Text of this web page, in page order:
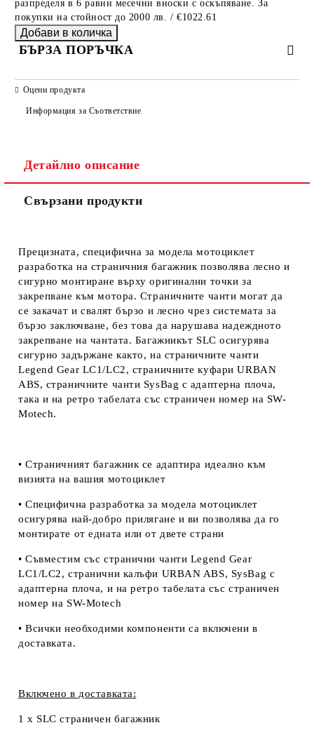
разпределя в 6 равни месечни вноски с оскъпяване. За
покупки на стойност до 2000 лв. / €1022.61
БЪРЗА ПОРЪЧКА
Съгласен съм с
Ние ще се свържем с вас в рамките на работния ден.
Оцени продукта
Информация за Съответствие
Детайлно описание
Свързани продукти
Прецизната, специфична за модела мотоциклет
разработка на страничния багажник позволява лесно и
сигурно монтиране върху оригинални точки за
закрепване към мотора. Страничните чанти могат да
се закачат и свалят бързо и лесно чрез системата за
бързо заключване, без това да нарушава надеждното
закрепване на чантата. Багажникът SLC осигурява
сигурно задържане както, на страничните чанти
Legend Gear LC1/LC2, страничните куфари URBAN
ABS, страничните чанти SysBag с адаптерна плоча,
така и на ретро табелата със страничен номер на SW-
Motech.
• Страничният багажник се адаптира идеално към
визията на вашия мотоциклет
• Специфична разработка за модела мотоциклет
осигурява най-добро прилягане и ви позволява да го
монтирате от едната или от двете страни
• Съвместим със странични чанти Legend Gear
LC1/LC2, странични калъфи URBAN ABS, SysBag с
адаптерна плоча, и на ретро табелата със страничен
номер на SW-Motech
• Всички необходими компоненти са включени в
доставката.
Включено в доставката:
1 x SLC страничен багажник